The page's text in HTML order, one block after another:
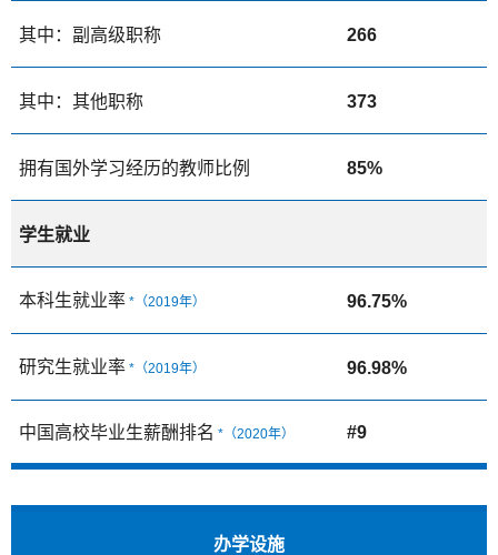
其中：副高级职称 266
其中：其他职称 373
拥有国外学习经历的教师比例 85%
学生就业
本科生就业率 *（2019年） 96.75%
研究生就业率 *（2019年） 96.98%
中国高校毕业生薪酬排名 *（2020年） #9
办学设施